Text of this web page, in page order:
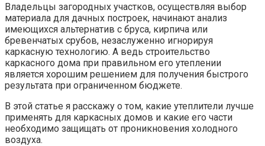
Владельцы загородных участков, осуществляя выбор
материала для дачных построек, начинают анализ
имеющихся альтернатив с бруса, кирпича или
бревенчатых срубов, незаслуженно игнорируя
каркасную технологию. А ведь строительство
каркасного дома при правильном его утеплении
является хорошим решением для получения быстрого
результата при ограниченном бюджете.
В этой статье я расскажу о том, какие утеплители лучше
применять для каркасных домов и какие его части
необходимо защищать от проникновения холодного
воздуха.